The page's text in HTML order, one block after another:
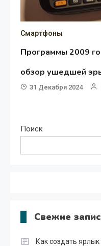
Смартфоны
Программы 2009
обзор ушедшей
31 Декабря 2024
Поиск
Свежие
Как создать